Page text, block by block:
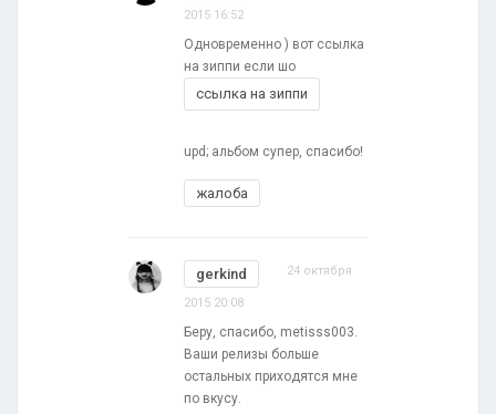
2015 16:52
Одновременно ) вот ссылка
на зиппи если шо
ссылка на зиппи
upd; альбом супер, спасибо!
жалоба
gerkind 24 октября
2015 20:08
Беру, спасибо, metisss003.
Ваши релизы больше
остальных приходятся мне
по вкусу.